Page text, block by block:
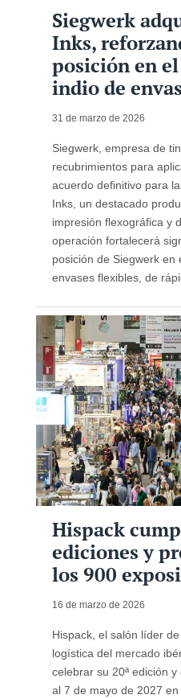
Siegwerk
Inks,
posición en
indio de
31 de marzo de 2026
Siegwerk, empresa de
recubrimientos para
acuerdo definitivo para
Inks, un destacado
impresión flexográfica y
operación fortalecerá
posición de Siegwerk en
envases flexibles, de
Hispack
ediciones y
los 900
16 de marzo de 2026
Hispack, el salón líder
logística del mercado
celebrar su 20ª edición
al 7 de mayo de 2027